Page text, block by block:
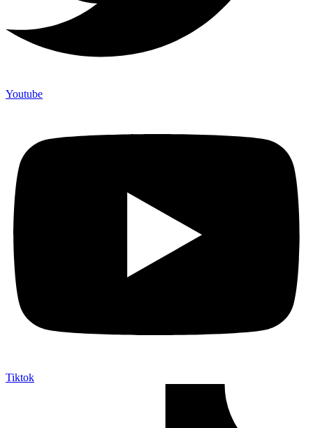
Youtube
Tiktok